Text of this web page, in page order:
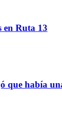
en Ruta 13
había